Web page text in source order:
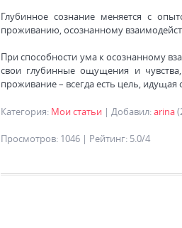
Глубинное сознание меняется с
проживанию, осознанному
При способности ума к осознанному
свои глубинные ощущения и
проживание – всегда есть цель, идущая
Категория: Мои статьи | Добавил:arina
Просмотров: 1046 | Рейтинг: 5.0/4